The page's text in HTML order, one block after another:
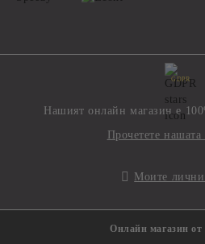
GDPR
Нашият онлайн магазин е
Прочетете
Моите
Онлайн магазин от